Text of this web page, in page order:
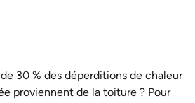
30 % des déperditions de chaleur
proviennent de la toiture ? Pour